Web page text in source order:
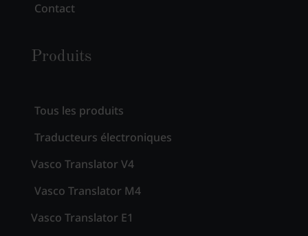
Contact
Produits
Tous les produits
Traducteurs électroniques
Vasco Translator V4
Vasco Translator M4
Vasco Translator E1